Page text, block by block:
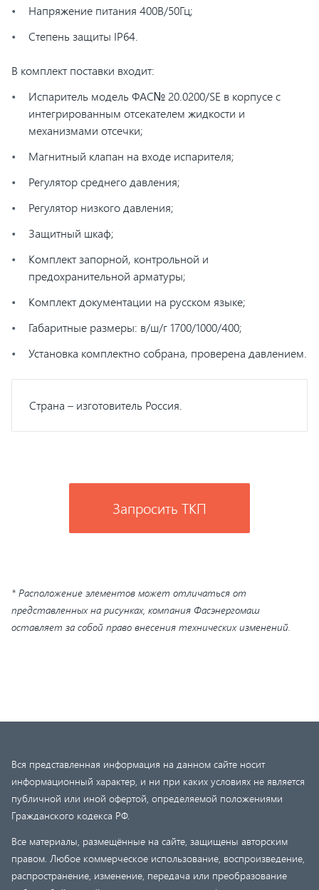
Напряжение питания 400В/50Гц;
Степень защиты IP64.
В комплект поставки входит:
Испаритель модель ФАС№ 20.0200/SE в корпусе с
интегрированным отсекателем жидкости и
механизмами отсечки;
Магнитный клапан на входе испарителя;
Регулятор среднего давления;
Регулятор низкого давления;
Защитный шкаф;
Комплект запорной, контрольной и
предохранительной арматуры;
Комплект документации на русском языке;
Габаритные размеры: в/ш/г 1700/1000/400;
Установка комплектно собрана, проверена давлением.
Страна – изготовитель Россия.
Запросить ТКП
* Расположение элементов может отличаться от
представленных на рисунках, компания Фасэнергомаш
оставляет за собой право внесения технических изменений.
Вся представленная информация на данном сайте носит
информационный характер, и ни при каких условиях не является
публичной или иной офертой, определяемой положениями
Гражданского кодекса РФ.
Все материалы, размещённые на сайте, защищены авторским
правом. Любое коммерческое использование, воспроизведение,
распространение, изменение, передача или преобразование